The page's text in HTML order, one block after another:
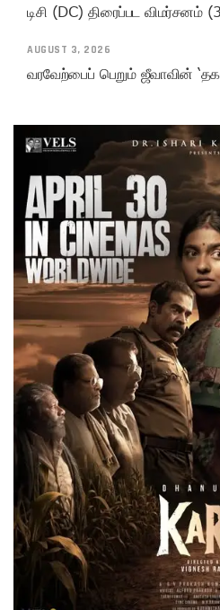
டிசி (DC) திரைப்பட விமர்சனம்
AUGUST 3, 2026
வரவேற்பைப் பெறும் ஜீவாவின்